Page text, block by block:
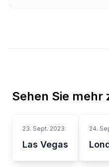
Sehen Sie mehr
23. Sept. 2023
Las Vegas
24.